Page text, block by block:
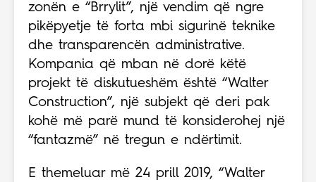
zonën e “Brrylit”, një vendim që ngre
pikëpyetje të forta mbi sigurinë teknike
dhe transparencën administrative.
Kompania që mban në dorë këtë
projekt të diskutueshëm është “Walter
Construction”, një subjekt që deri pak
kohë më parë mund të konsiderohej një
“fantazmë” në tregun e ndërtimit.
E themeluar më 24 prill 2019, “Walter